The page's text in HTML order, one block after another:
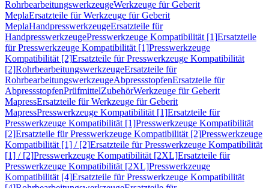
RohrbearbeitungswerkzeugeWerkzeuge für Geberit
MeplaErsatzteile für Werkzeuge für Geberit
MeplaHandpresswerkzeugeErsatzteile für
HandpresswerkzeugePresswerkzeuge Kompatibilität [1]Ersatzteile
für Presswerkzeuge Kompatibilität [1]Presswerkzeuge
Kompatibilität [2]Ersatzteile für Presswerkzeuge Kompatibilität
[2]RohrbearbeitungswerkzeugeErsatzteile für
RohrbearbeitungswerkzeugeAbpressstopfenErsatzteile für
AbpressstopfenPrüfmittelZubehörWerkzeuge für Geberit
MapressErsatzteile für Werkzeuge für Geberit
MapressPresswerkzeuge Kompatibilität [1]Ersatzteile für
Presswerkzeuge Kompatibilität [1]Presswerkzeuge Kompatibilität
[2]Ersatzteile für Presswerkzeuge Kompatibilität [2]Presswerkzeuge
Kompatibilität [1] / [2]Ersatzteile für Presswerkzeuge Kompatibilität
[1] / [2]Presswerkzeuge Kompatibilität [2XL]Ersatzteile für
Presswerkzeuge Kompatibilität [2XL]Presswerkzeuge
Kompatibilität [4]Ersatzteile für Presswerkzeuge Kompatibilität